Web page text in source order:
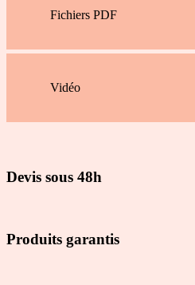
Fichiers PDF
Vidéo
Devis sous 48h
Produits garantis